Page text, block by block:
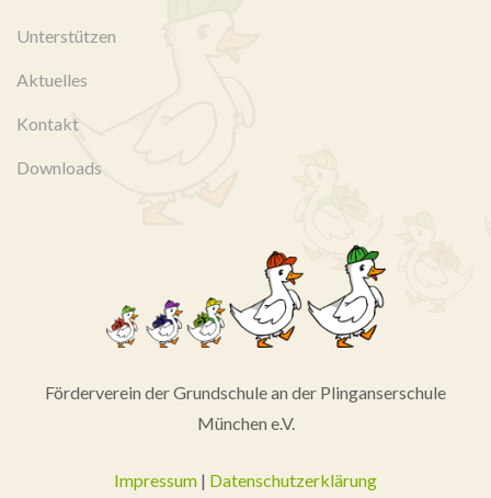
Unterstützen
Aktuelles
Kontakt
Downloads
Förderverein der Grundschule an der Plinganserschule
München e.V.
Impressum | Datenschutzerklärung